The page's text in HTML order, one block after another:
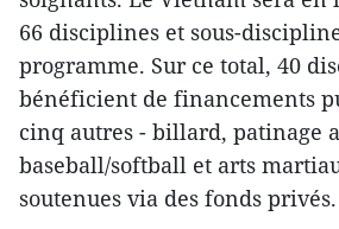
66 disciplines et sous-
programme. Sur ce total, 40
bénéficient de financements
cinq autres - billard, patinage
baseball/softball et arts
soutenues via des fonds privés.